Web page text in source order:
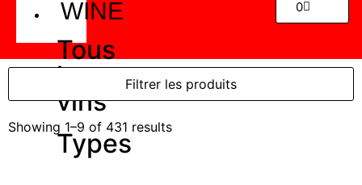
WINE
Tous
les
vins
Types
0
Filtrer les produits
Showing 1–9 of 431 results